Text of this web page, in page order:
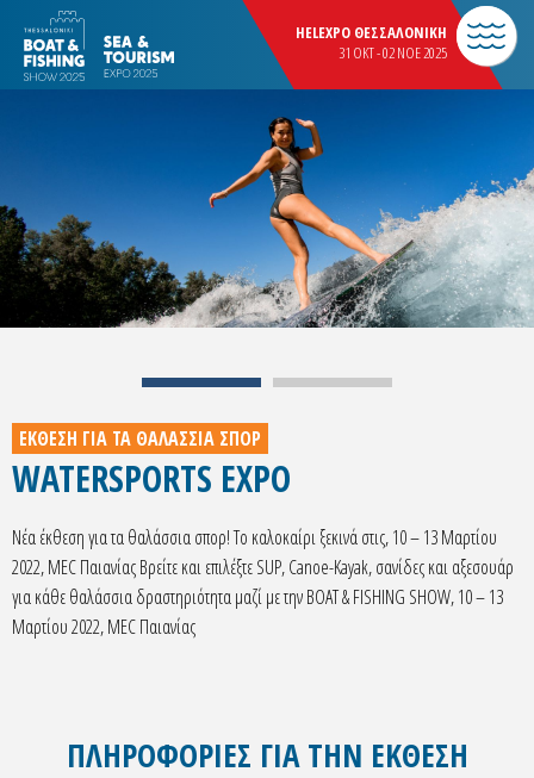
HELEXPO ΘΕΣΣΑΛΟΝΙΚΗ
31 OKT - 02 NOE 2025
ΕΚΘΕΣΗ ΓΙΑ ΤΑ ΘΑΛΑΣΣΙΑ ΣΠΟΡ
WATERSPORTS EXPO
Νέα έκθεση για τα θαλάσσια σπορ! Το καλοκαίρι ξεκινά στις, 10 – 13 Μαρτίου
2022, MEC Παιανίας Βρείτε και επιλέξτε SUP, Canoe-Kayak, σανίδες και αξεσουάρ
για κάθε θαλάσσια δραστηριότητα μαζί με την BOAT & FISHING SHOW, 10 – 13
Μαρτίου 2022, MEC Παιανίας
ΠΛΗΡΟΦΟΡΙΕΣ ΓΙΑ ΤΗΝ ΕΚΘΕΣΗ